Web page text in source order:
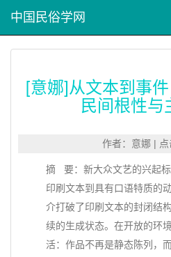
中国民俗学网
[意娜]从文本到事
民间根性与
作者：意娜 | 点
摘 要：新大众文艺的兴起
印刷文本到具有口语特质的
介打破了印刷文本的封闭结
续的生成状态。在开放的环
活：作品不再是静态陈列，